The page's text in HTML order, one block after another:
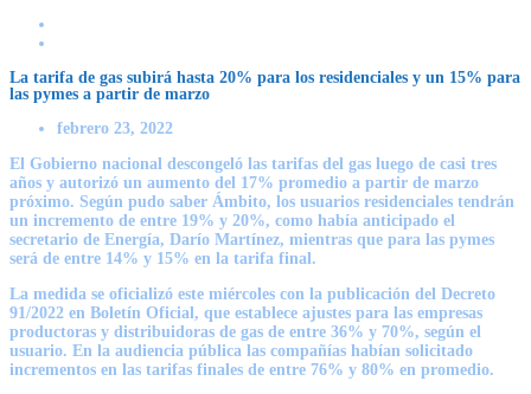
La tarifa de gas subirá hasta 20% para los residenciales y un 15% para
las pymes a partir de marzo
febrero 23, 2022
El Gobierno nacional descongeló las tarifas del gas luego de casi tres
años y autorizó un aumento del 17% promedio a partir de marzo
próximo. Según pudo saber Ámbito, los usuarios residenciales tendrán
un incremento de entre 19% y 20%, como había anticipado el
secretario de Energía, Darío Martínez, mientras que para las pymes
será de entre 14% y 15% en la tarifa final.
La medida se oficializó este miércoles con la publicación del Decreto
91/2022 en Boletín Oficial, que establece ajustes para las empresas
productoras y distribuidoras de gas de entre 36% y 70%, según el
usuario. En la audiencia pública las compañías habían solicitado
incrementos en las tarifas finales de entre 76% y 80% en promedio.